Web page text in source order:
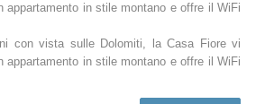
appartamento in stile montano e offre il WiFi
con vista sulle Dolomiti, la Casa Fiore vi
appartamento in stile montano e offre il WiFi